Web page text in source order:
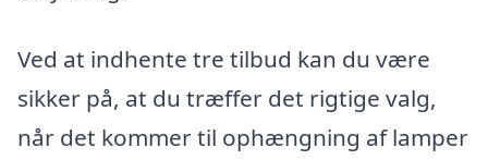
Ved at indhente tre tilbud kan du være
sikker på, at du træffer det rigtige valg,
når det kommer til ophængning af lamper